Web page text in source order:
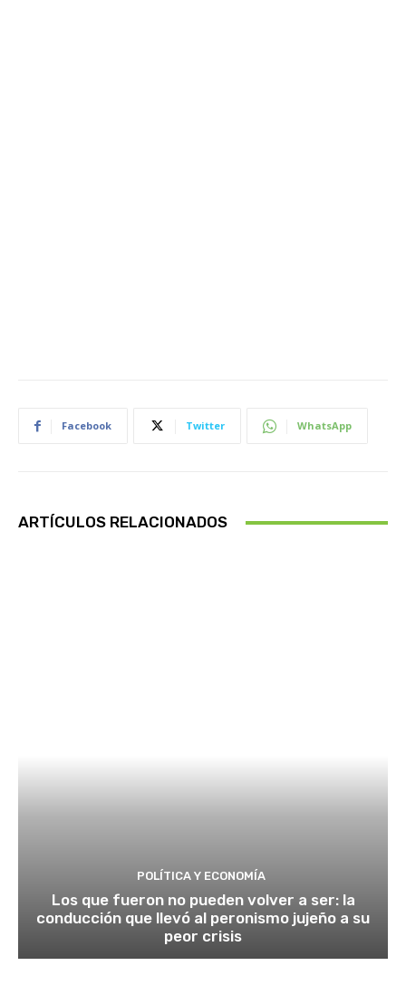
Facebook Twitter WhatsApp
ARTÍCULOS RELACIONADOS
POLÍTICA Y ECONOMÍA
Los que fueron no pueden volver a ser: la
conducción que llevó al peronismo jujeño a su
peor crisis